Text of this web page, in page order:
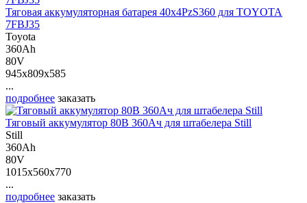
Тяговая аккумуляторная батарея 40х4РzS360 для TOYOTA
7FBJ35
Toyota
360Ah
80V
945x809x585
...
подробнее заказать
Тяговый аккумулятор 80В 360Ач для штабелера Still
Still
360Ah
80V
1015x560x770
...
подробнее заказать